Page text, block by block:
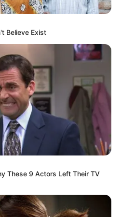
porque se trata de una
nos genera dudas”.
Believe Exist
These 9 Actors Left Their TV